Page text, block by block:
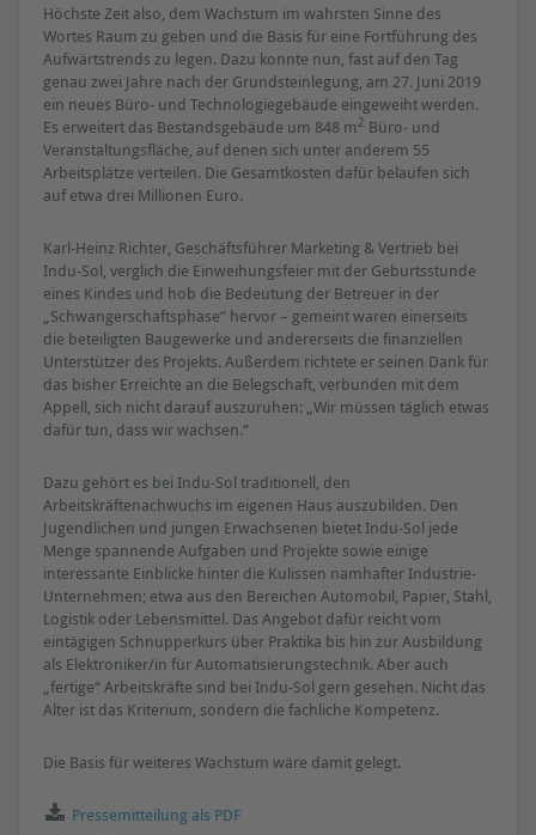
Höchste Zeit also, dem Wachstum im wahrsten Sinne des
Wortes Raum zu geben und die Basis für eine Fortführung des
Aufwärtstrends zu legen. Dazu konnte nun, fast auf den Tag
genau zwei Jahre nach der Grundsteinlegung, am 27. Juni 2019
ein neues Büro- und Technologiegebäude eingeweiht werden.
Es erweitert das Bestandsgebäude um 848 m2 Büro- und
Veranstaltungsfläche, auf denen sich unter anderem 55
Arbeitsplätze verteilen. Die Gesamtkosten dafür belaufen sich
auf etwa drei Millionen Euro.
Karl-Heinz Richter, Geschäftsführer Marketing & Vertrieb bei
Indu-Sol, verglich die Einweihungsfeier mit der Geburtsstunde
eines Kindes und hob die Bedeutung der Betreuer in der
„Schwangerschaftsphase“ hervor – gemeint waren einerseits
die beteiligten Baugewerke und andererseits die finanziellen
Unterstützer des Projekts. Außerdem richtete er seinen Dank für
das bisher Erreichte an die Belegschaft, verbunden mit dem
Appell, sich nicht darauf auszuruhen: „Wir müssen täglich etwas
dafür tun, dass wir wachsen.“
Dazu gehört es bei Indu-Sol traditionell, den
Arbeitskräftenachwuchs im eigenen Haus auszubilden. Den
Jugendlichen und jungen Erwachsenen bietet Indu-Sol jede
Menge spannende Aufgaben und Projekte sowie einige
interessante Einblicke hinter die Kulissen namhafter Industrie-
Unternehmen; etwa aus den Bereichen Automobil, Papier, Stahl,
Logistik oder Lebensmittel. Das Angebot dafür reicht vom
eintägigen Schnupperkurs über Praktika bis hin zur Ausbildung
als Elektroniker/in für Automatisierungstechnik. Aber auch
„fertige“ Arbeitskräfte sind bei Indu-Sol gern gesehen. Nicht das
Alter ist das Kriterium, sondern die fachliche Kompetenz.
Die Basis für weiteres Wachstum wäre damit gelegt.
Pressemitteilung als PDF